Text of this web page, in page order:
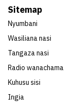
Sitemap
Nyumbani
Wasiliana nasi
Tangaza nasi
Radio wanachama
Kuhusu sisi
Ingia